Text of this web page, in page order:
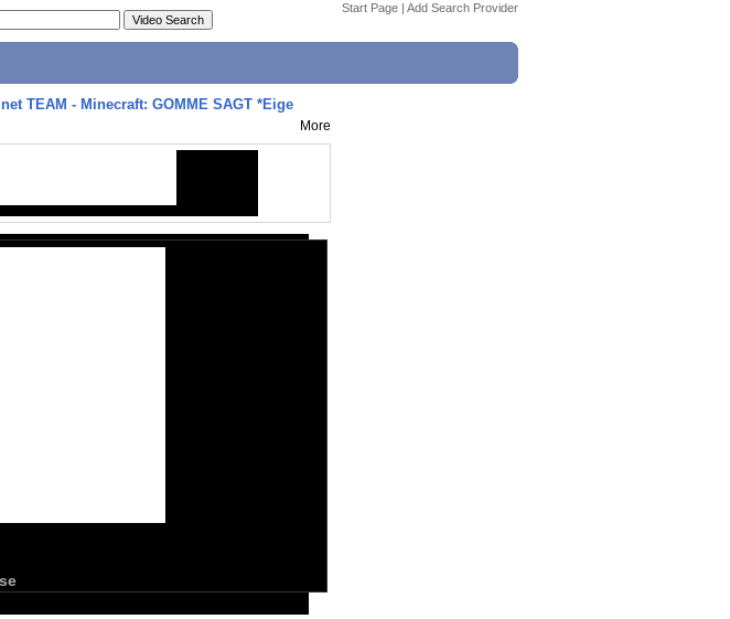
Start Page | Add Search Provider
TEAM - Minecraft: GOMME SAGT *Eige
More